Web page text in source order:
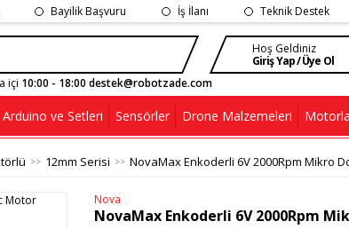
Bayilik Başvuru İş İlanı Teknik Destek
Hoş Geldiniz
Giriş Yap / Üye Ol
içi 10:00 - 18:00 destek@robotzade.com
Arduino ve Setleri Sensörler Drone Malzemeleri
12mm Serisi NovaMax Enkoderli 6V 2000Rpm Mikro
Nova
NovaMax Enkoderli 6V 2000Rpm